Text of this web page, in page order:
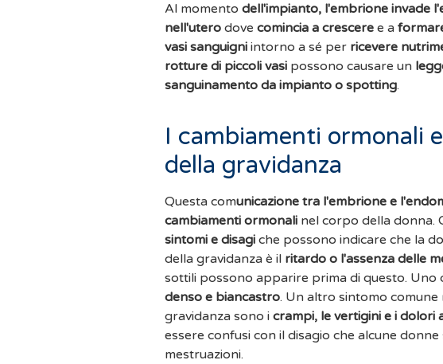
Al momento dell'impianto, l'embrione invade
nell'utero dove comincia a crescere e a
vasi sanguigni intorno a sé per ricevere
rotture di piccoli vasi possono causare un
sanguinamento da impianto o spotting.
I cambiamenti ormonali
della gravidanza
Questa comunicazione tra l'embrione e
cambiamenti ormonali nel corpo della donna.
sintomi e disagi che possono indicare che la
della gravidanza è il ritardo o l'assenza delle
sottili possono apparire prima di questo. Uno
denso e biancastro. Un altro sintomo
gravidanza sono i crampi, le vertigini e i dolori
essere confusi con il disagio che alcune
mestruazioni.